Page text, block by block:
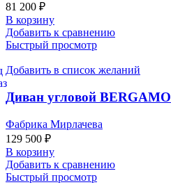
81 200 ₽
В корзину
Добавить к сравнению
Быстрый просмотр
Добавить в список желаний
Диван угловой BERGAMO
Фабрика Мирлачева
129 500 ₽
В корзину
Добавить к сравнению
Быстрый просмотр